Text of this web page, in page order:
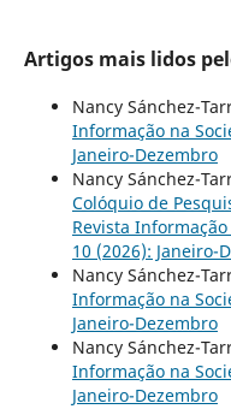
Artigos mais lidos
Nancy Sánchez-
Informação na
Janeiro-Dezembro
Nancy Sánchez-
Colóquio de
Revista
10 (2026): Janeiro-
Nancy Sánchez-
Informação na
Janeiro-Dezembro
Nancy Sánchez-
Informação na
Janeiro-Dezembro